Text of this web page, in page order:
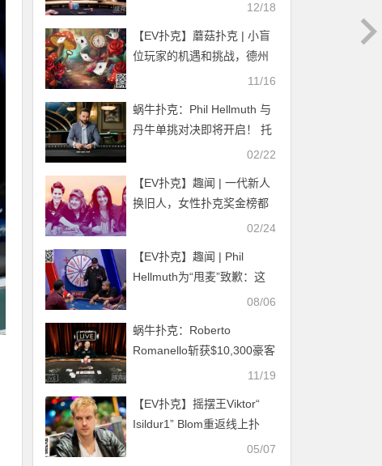
12/18
【EV扑克】蘑菇扑克 | 小盲
位玩家的机遇和挑战，德州
扑克新型变体，不一样的乐
11/16
蜗牛扑克：Phil Hellmuth 与
丹牛单挑对决即将开启！ 托
马斯·格拉维森扑克盈利1亿
02/22
【EV扑克】趣闻 | 一代新人
换旧人，女性扑克奖金榜​都
02/24
【EV扑克】趣闻 | Phil
Hellmuth为“甩麦”致歉：这
太过分了，我百分百有罪08/06
蜗牛扑克：Roberto
Romanello斩获$10,300豪客
11/19
【EV扑克】摇摆王Viktor“
Isildur1” Blom重返线上扑
05/07